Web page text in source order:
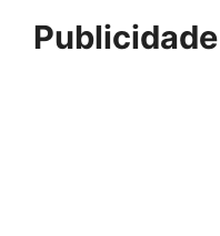
Publicidade